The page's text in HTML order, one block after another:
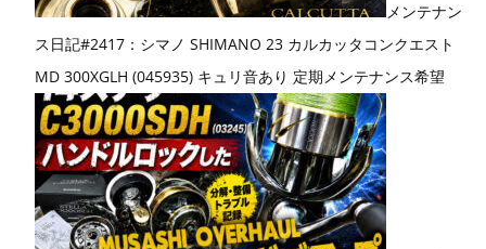
メンテナン
ス日記#2417：シマノ SHIMANO 23 カルカッタコンクエスト
MD 300XGLH (045935) キュリ音あり 定期メンテナンス希望